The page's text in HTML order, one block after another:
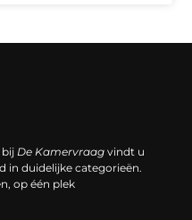
bijDe Kamervraag vindt u
in duidelijke categorieën.
op één plek